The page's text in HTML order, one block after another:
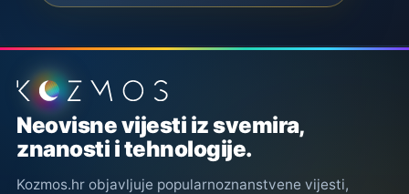
Podnožje stranice
Neovisne vijesti iz svemira,
znanosti i tehnologije.
Kozmos.hr objavljuje popularnoznanstvene vijesti,